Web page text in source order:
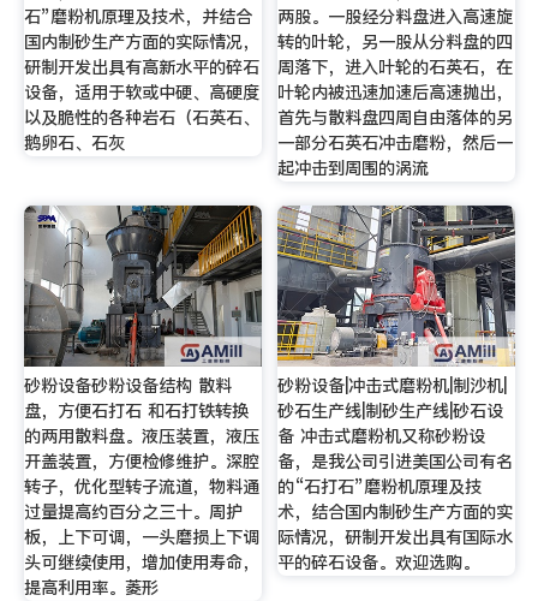
石”磨粉机原理及技术，并结合
国内制砂生产方面的实际情况，
研制开发出具有高新水平的碎石
设备，适用于软或中硬、高硬度
以及脆性的各种岩石（石英石、
鹅卵石、石灰
两股。一股经分料盘进入高速旋
转的叶轮，另一股从分料盘的四
周落下，进入叶轮的石英石，在
叶轮内被迅速加速后高速抛出，
首先与散料盘四周自由落体的另
一部分石英石冲击磨粉，然后一
起冲击到周围的涡流
砂粉设备砂粉设备结构 散料
盘，方便石打石 和石打铁转换
的两用散料盘。液压装置，液压
开盖装置，方便检修维护。深腔
转子，优化型转子流道，物料通
过量提高约百分之三十。周护
板，上下可调，一头磨损上下调
头可继续使用，增加使用寿命，
提高利用率。菱形
砂粉设备|冲击式磨粉机|制沙机|
砂石生产线|制砂生产线|砂石设
备 冲击式磨粉机又称砂粉设
备，是我公司引进美国公司有名
的“石打石”磨粉机原理及技
术，结合国内制砂生产方面的实
际情况，研制开发出具有国际水
平的碎石设备。欢迎选购。